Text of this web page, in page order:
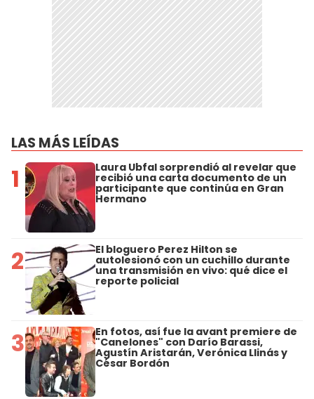
LAS MÁS LEÍDAS
1 Laura Ubfal sorprendió al revelar que
recibió una carta documento de un
participante que continúa en Gran
Hermano
2 El bloguero Perez Hilton se
autolesionó con un cuchillo durante
una transmisión en vivo: qué dice el
reporte policial
3 En fotos, así fue la avant premiere de
"Canelones" con Darío Barassi,
Agustín Aristarán, Verónica Llinás y
César Bordón